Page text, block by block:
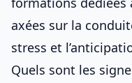
axées sur la
stress et
Quels sont les